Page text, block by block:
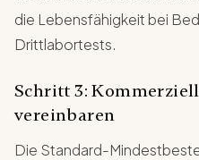
die Lebensfähigkeit bei
Drittlabortests.
Schritt 3:
vereinbaren
Die Standard-